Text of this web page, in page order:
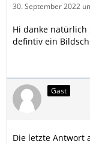
30. September 2022
Hi danke natürlich
defintiv ein
Gast
Die letzte Antwort